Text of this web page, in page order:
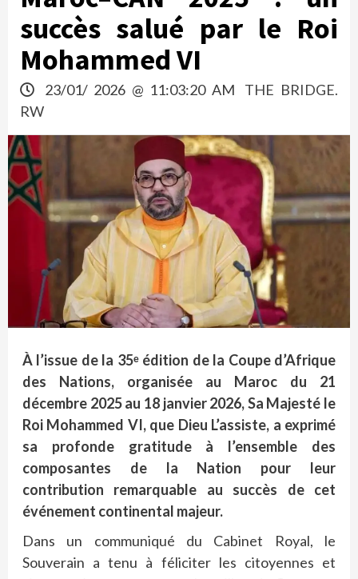
succès salué par le Roi
Mohammed VI
23/01/ 2026 @ 11:03:20 AM
THE BRIDGE.
RW
À l’issue de la 35ᵉ édition de la Coupe d’Afrique
des Nations, organisée au Maroc du 21
décembre 2025 au 18 janvier 2026, Sa Majesté le
Roi Mohammed VI, que Dieu L’assiste, a exprimé
sa profonde gratitude à l’ensemble des
composantes de la Nation pour leur
contribution remarquable au succès de cet
événement continental majeur.
Dans un communiqué du Cabinet Royal, le
Souverain a tenu à féliciter les citoyennes et